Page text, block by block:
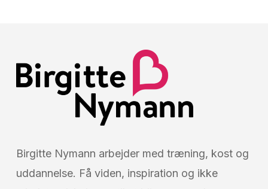
Birgitte Nymann arbejder med træning, kost og
uddannelse. Få viden, inspiration og ikke